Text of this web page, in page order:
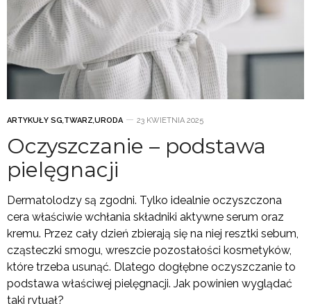
ARTYKUŁY SG,TWARZ,URODA 23 KWIETNIA 2025
Oczyszczanie – podstawa
pielęgnacji
Dermatolodzy są zgodni. Tylko idealnie oczyszczona
cera właściwie wchłania składniki aktywne serum oraz
kremu. Przez cały dzień zbierają się na niej resztki sebum,
cząsteczki smogu, wreszcie pozostałości kosmetyków,
które trzeba usunąć. Dlatego dogłębne oczyszczanie to
podstawa właściwej pielęgnacji. Jak powinien wyglądać
taki rytuał?